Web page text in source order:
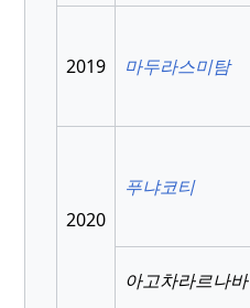
2019 마두라스미탐
2020
푸냐코티
아고차라르나바